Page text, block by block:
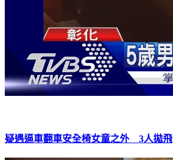
疑遇逼車翻車安全椅女童之外 3人拋飛